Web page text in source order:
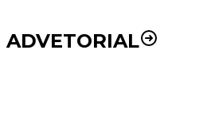
ADVETORIAL